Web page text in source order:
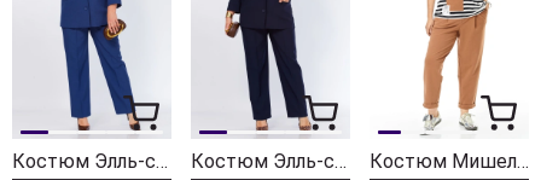
Костюм Элль-стиль 2222-5 джинс Костюм Элль-стиль 2222-4 темно-синий Костюм Мишель Шик 1452 медный + полоска